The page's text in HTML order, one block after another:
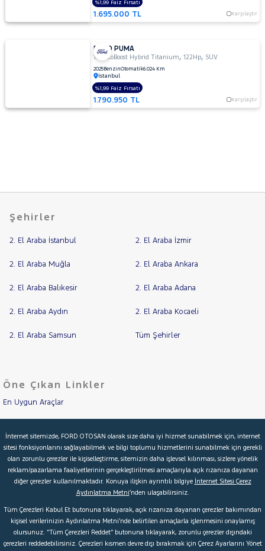
1.695.000 TL Karşılaştır
%1,99 Faiz Fırsatı
FORD PUMA
1.0 EcoBoost Hybrid Titanium,122Hp, SUV
2025BenzinOtomatik6.024 Km
İstanbul
1.790.950 TL Karşılaştır
%1,99 Faiz Fırsatı
Şehirler
2. El Araba İstanbul 2. El Araba İzmir
2. El Araba Muğla 2. El Araba Ankara
2. El Araba Balıkesir 2. El Araba Adana
2. El Araba Aydın 2. El Araba Kocaeli
2. El Araba Samsun Tüm Şehirler
Öne Çıkan Linkler
En Uygun Araçlar
İkinci El Garanti
Kampanyalar
Kredi Hesaplama & Başvuru
© 2026 Ford Türkiye Ford Kurumsal Hakkımızda
İnternet sitemizde, FORD OTOSAN olarak size daha iyi hizmet sunabilmek için, internet
sitesi fonksiyonlarını sağlayabilmek ve bilgi toplumu hizmetlerini sunabilmek için gerekli
olan zorunlu çerezler ile kişiselleştirme, sitemizin daha işlevsel kılınması, sizlere yönelik
reklam/pazarlama faaliyetlerinin gerçekleştirilmesi amaçlarıyla açık rızanıza dayanan
diğer çerezler kullanılmaktadır. Konuya ilişkin ayrıntılı bilgiye İnternet Sitesi Çerez
Aydınlatma Metni’nden ulaşabilirsiniz.
Tüm Çerezleri Kabul Et butonuna tıklayarak, açık rızanıza dayanan çerezler bakımından
kişisel verilerinizin Aydınlatma Metni’nde belirtilen amaçlarla işlenmesini onaylamış
olursunuz. “Tüm Çerezleri Reddet” butonuna tıklayarak, zorunlu çerezler dışındaki
çerezleri reddedebilirsiniz. Çerezleri kısmen devre dışı bırakmak için Çerez Ayarlarını Yönet